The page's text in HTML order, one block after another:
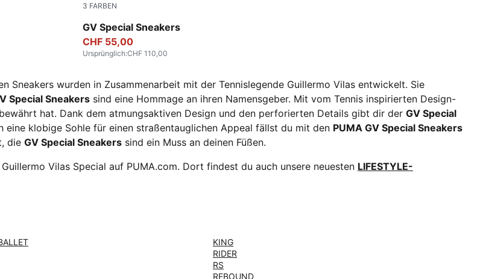
3 FARBEN
GV Special Sneakers
PUMA White-PUMA Black
CHF 55,00
Ursprünglich:CHF 110,00
Sneakers wurden in Zusammenarbeit mit der Tennislegende Guillermo Vilas entwickelt. Sie
Special Sneakers sind eine Hommage an ihren Namensgeber. Mit vom Tennis inspirierten Design-
hat. Dank dem atmungsaktiven Design und den perforierten Details gibt dir der GV Special
klobige Sohle für einen straßentauglichen Appeal fällst du mit den PUMA GV Special Sneakers
die GV Special Sneakers sind ein Muss an deinen Füßen.
Vilas Special auf PUMA.com. Dort findest du auch unsere neuesten LIFESTYLE-
KING
RIDER
RS
REBOUND